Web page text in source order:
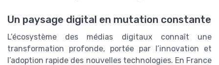
Un paysage digital en mutation constante
L’écosystème des médias digitaux connaît une
transformation profonde, portée par l’innovation et
l’adoption rapide des nouvelles technologies. En France